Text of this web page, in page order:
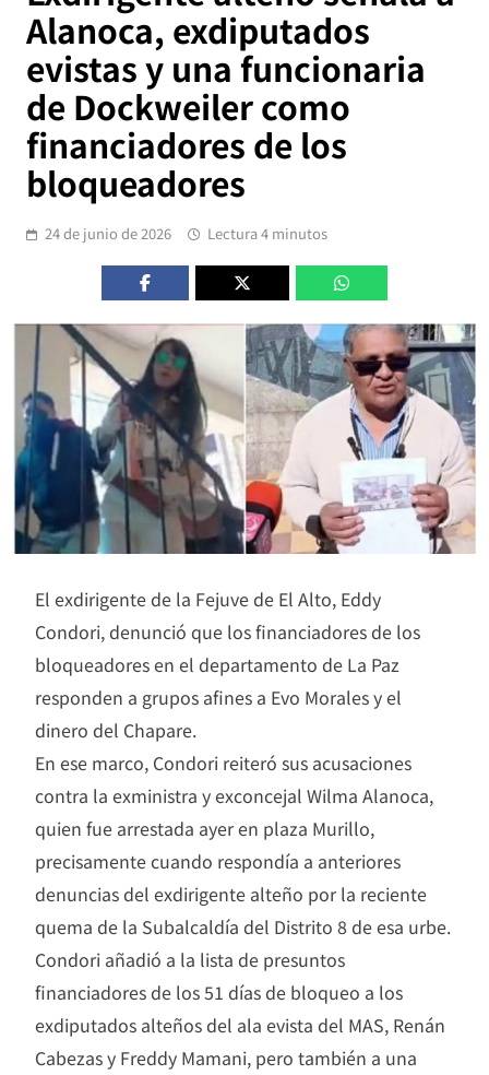
Alanoca, exdiputados
evistas y una funcionaria
de Dockweiler como
financiadores de los
bloqueadores
24 de junio de 2026 Lectura 4 minutos
El exdirigente de la Fejuve de El Alto, Eddy
Condori, denunció que los financiadores de los
bloqueadores en el departamento de La Paz
responden a grupos afines a Evo Morales y el
dinero del Chapare.
En ese marco, Condori reiteró sus acusaciones
contra la exministra y exconcejal Wilma Alanoca,
quien fue arrestada ayer en plaza Murillo,
precisamente cuando respondía a anteriores
denuncias del exdirigente alteño por la reciente
quema de la Subalcaldía del Distrito 8 de esa urbe.
Condori añadió a la lista de presuntos
financiadores de los 51 días de bloqueo a los
exdiputados alteños del ala evista del MAS, Renán
Cabezas y Freddy Mamani, pero también a una